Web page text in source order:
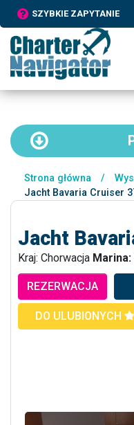
SZYBKIE ZAPYTANIE
Strona główna /
Jacht Bavaria Cruiser
Jacht
Kraj: Chorwacja Marina:
REZERWACJA
DO ULUBIONYCH